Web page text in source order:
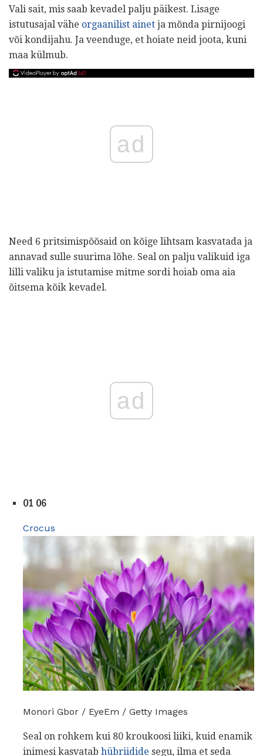
Vali sait, mis saab kevadel palju päikest. Lisage
istutusajal vähe orgaanilist ainet ja mõnda pirnijoogi
või kondijahu. Ja veenduge, et hoiate neid joota, kuni
maa külmub.
ad
Need 6 pritsimispõõsaid on kõige lihtsam kasvatada ja
annavad sulle suurima lõhe. Seal on palju valikuid iga
lilli valiku ja istutamise mitme sordi hoiab oma aia
õitsema kõik kevadel.
ad
01 06
Crocus
Monori Gbor / EyeEm / Getty Images
Seal on rohkem kui 80 kroukoosi liiki, kuid enamik
inimesi kasvatab hübriidide segu, ilma et seda